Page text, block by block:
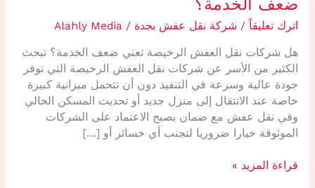
ضعف الخدمة؟
اترك تعليقاً / شركة نقل عفش بجدة /
Alahly Media
هل شركات نقل العفش الرخيصة تعني ضعف الخدمة؟ تبحث
الكثير من الأسر عن شركات نقل العفش الرخيصة التي توفر
جودة عالية وسرعة في التنفيذ دون أن تتحمل ميزانية كبيرة
خاصة عند الانتقال إلى منزل جديد أو تحديث المسكن الحالي
وفي نقل عفش مع ضمان يصبح الاعتماد على الشركات
الموثوقة خيارا ضروريا لتجنب أي خسائر أو […]
نقل
العفش
تعني
ضعف
الخدمة؟
قراءة المزيد »